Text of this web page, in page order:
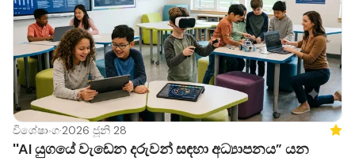
විශේෂාංග·2026 ජූනි 28
''AI යුගයේ වැඩෙන දරුවන් සඳහා අධ්‍යාපනය” යන